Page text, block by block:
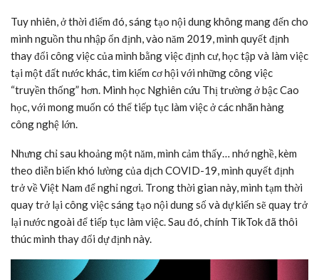
Tuy nhiên, ở thời điểm đó, sáng tạo nội dung không mang đến cho
mình nguồn thu nhập ổn định, vào năm 2019, mình quyết định
thay đổi công việc của mình bằng việc định cư, học tập và làm việc
tại một đất nước khác, tìm kiếm cơ hội với những công việc
“truyền thống” hơn. Mình học Nghiên cứu Thị trường ở bậc Cao
học, với mong muốn có thể tiếp tục làm việc ở các nhãn hàng
công nghệ lớn.
Nhưng chỉ sau khoảng một năm, mình cảm thấy… nhớ nghề, kèm
theo diễn biến khó lường của dịch COVID-19, mình quyết định
trở về Việt Nam để nghỉ ngơi. Trong thời gian này, mình tạm thời
quay trở lại công việc sáng tạo nội dung số và dự kiến sẽ quay trở
lại nước ngoài để tiếp tục làm việc. Sau đó, chính TikTok đã thôi
thúc mình thay đổi dự định này.